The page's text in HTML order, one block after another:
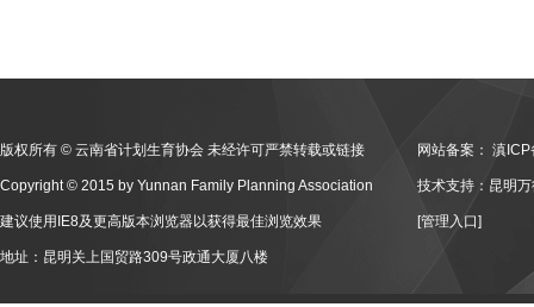
版权所有 © 云南省计划生育协会 未经许可严禁转载或链接
Copyright © 2015 by Yunnan Family Planning Association
建议使用IE8及更高版本浏览器以获得最佳浏览效果
地址：昆明关上国贸路309号政通大厦八楼
网站备案： 滇
技术支持：昆明
[管理入口]